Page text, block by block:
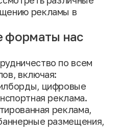
рекламы в
форматы нас
по всем
включая:
цифровые
реклама.
реклама,
размещения,